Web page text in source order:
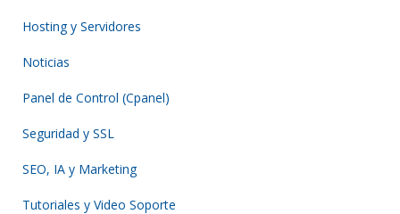
Hosting y Servidores
Noticias
Panel de Control (Cpanel)
Seguridad y SSL
SEO, IA y Marketing
Tutoriales y Video Soporte